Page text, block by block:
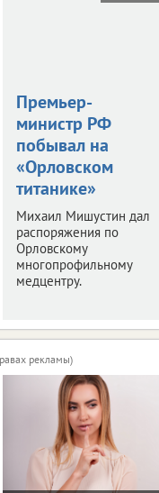
Премьер-
министр РФ
побывал на
«Орловском
титанике»
Михаил Мишустин дал
распоряжения по
Орловскому
многопрофильному
медцентру.
рекламы)